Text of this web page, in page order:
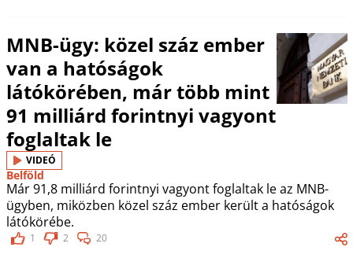
MNB-ügy: közel száz ember
van a hatóságok
látókörében, már több mint
91 milliárd forintnyi vagyont
foglaltak le
VIDEÓ
Belföld
Már 91,8 milliárd forintnyi vagyont foglaltak le az MNB-
ügyben, miközben közel száz ember került a hatóságok
látókörébe.
1 2 20